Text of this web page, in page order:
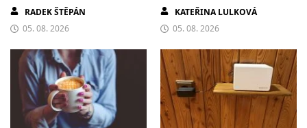
RADEK ŠTĚPÁN
05. 08. 2026
KATEŘINA LULKOVÁ
05. 08. 2026